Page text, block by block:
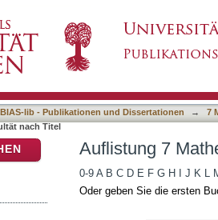
lib - Publikationen und Dissertationen →
7
nach Titel
Auflistung 7
0-9 A B C D E F G H J K L
Oder geben Sie die ersten